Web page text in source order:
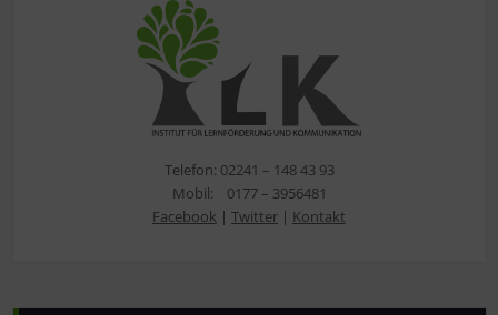
Telefon: 02241 – 148 43 93
Mobil: 0177 – 3956481
Facebook | Twitter | Kontakt